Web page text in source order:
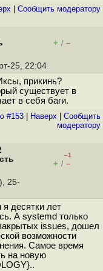
Cообщить модератору
+ / –
25, 22:04
прикинь?
существует в
в себя баги.
#153 Наверх
Cообщить
модератору
–1
+ / –
25-
десятки лет
А systemd только
issues, дошел
возможности
Самое время
на новую